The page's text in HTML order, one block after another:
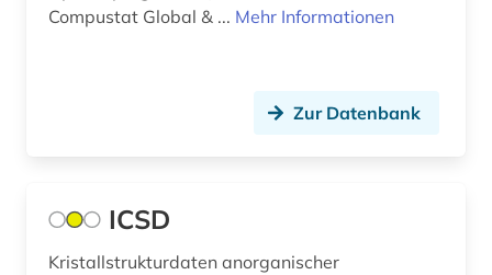
arzneipflanzen (1)
asean-staaten (1)
asien (1)
Compustat Global & ... Mehr Informationen
Zur Datenbank
ICSD
Kristallstrukturdaten anorganischer